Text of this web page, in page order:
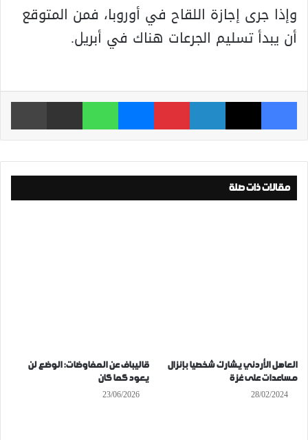
وإذا جرى إجازة اللقاح في أوروبا، فمن المتوقع
أن يبدأ تسليم الجرعات هناك في أبريل.
فيسبوك ‫X لينكدإن بينتيريست ماسنجر واتساب مشاركة عبر البريد
مقالات ذات صلة
العاهل الأردني يشارك شخصيا بإنزال
مساعدات على غزة
28/02/2024
قاليباف عن المفاوضات: الوضع لن
يعود كما كان
23/06/2026